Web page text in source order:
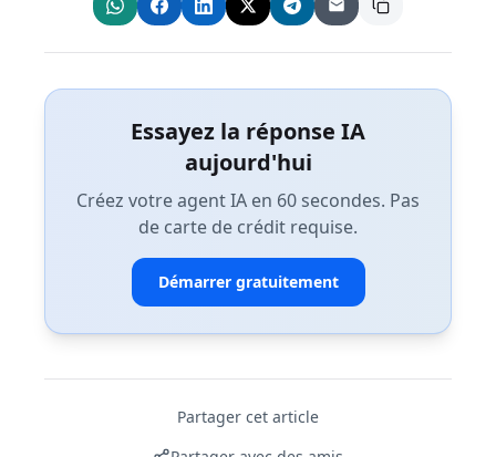
Essayez la réponse IA
aujourd'hui
Créez votre agent IA en 60 secondes. Pas
de carte de crédit requise.
Démarrer gratuitement
Partager cet article